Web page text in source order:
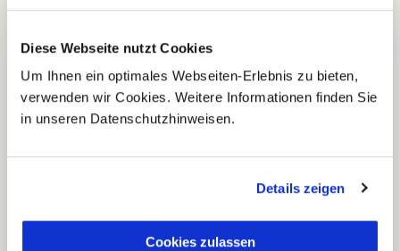
Diese Webseite nutzt Cookies
Um Ihnen ein optimales Webseiten-Erlebnis zu bieten,
verwenden wir Cookies. Weitere Informationen finden Sie
in unseren Datenschutzhinweisen.
Details zeigen
Cookies zulassen
4
Zusammenarbeit in den
Reiseländern nur mit eigenen
Agenturen oder langjährigen
lokalen Partnern.
Einzigartige und authentische
üblichen Touristenpfade.